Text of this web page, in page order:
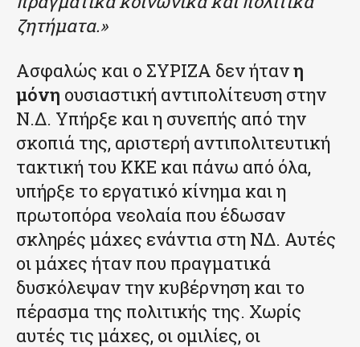
ζητήματα.»
Ασφαλώς και ο ΣΥΡΙΖΑ δεν ήτανη
μόνη ουσιαστική αντιπολίτευση στην
Ν.Δ. Υπήρξε και η συνεπής από την
σκοπιά της, αριστερή αντιπολιτευτική
τακτική του ΚΚΕ και πάνω από όλα,
υπήρξε το εργατικό κίνημα και η
πρωτοπόρα νεολαία που έδωσαν
σκληρές μάχες ενάντια στη ΝΔ. Αυτές
οι μάχες ήταν που πραγματικά
δυσκόλεψαν την κυβέρνηση και το
πέρασμα της πολιτικής της. Χωρίς
αυτές τις μάχες, οι ομιλίες, οι